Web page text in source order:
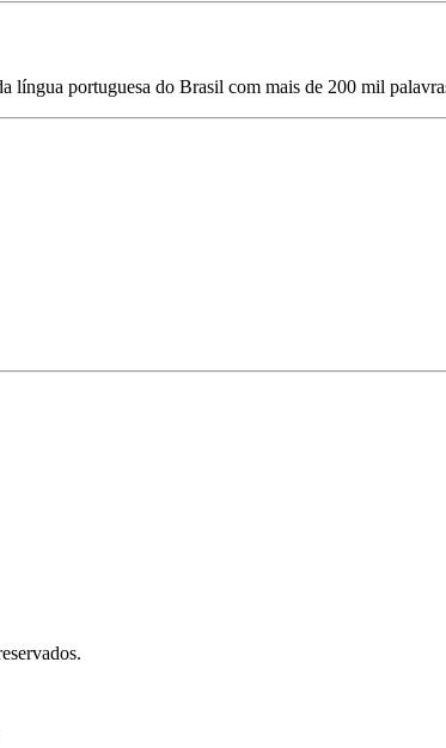
língua portuguesa do Brasil com mais de 200 mil